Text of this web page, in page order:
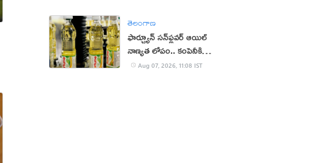
తెలంగాణ
ఫార్చ్యూన్ సన్‌ఫ్లవర్ ఆయిల్
నాణ్యత లోపం.. కంపెనీకి
జరిమానా
Aug 07, 2026, 11:08 IST